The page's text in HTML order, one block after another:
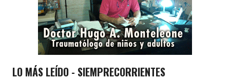
LO MÁS LEÍDO - SIEMPRECORRIENTES